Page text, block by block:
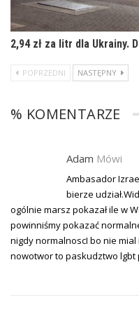
2,94 zł za litr dla Ukrainy.
POPRZEDNI NASTĘPNY
% KOMENTARZE
Adam Mówi
Ambasador
bierze
ogólnie marsz pokazał ile w
powinniśmy pokazać
nigdy normalnoscI bo nie
nowotwor to paskudztwo lgbt